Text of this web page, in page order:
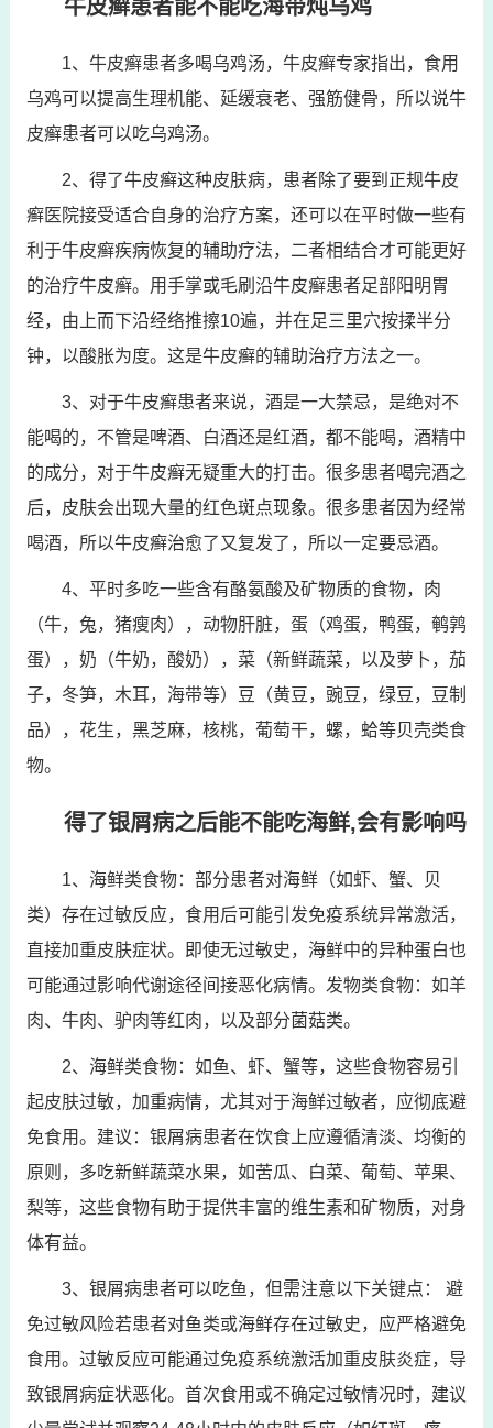
牛皮癣患者能不能吃海带炖乌鸡
1、牛皮癣患者多喝乌鸡汤，牛皮癣专家指出，食用
乌鸡可以提高生理机能、延缓衰老、强筋健骨，所以说牛
皮癣患者可以吃乌鸡汤。
2、得了牛皮癣这种皮肤病，患者除了要到正规牛皮
癣医院接受适合自身的治疗方案，还可以在平时做一些有
利于牛皮癣疾病恢复的辅助疗法，二者相结合才可能更好
的治疗牛皮癣。用手掌或毛刷沿牛皮癣患者足部阳明胃
经，由上而下沿经络推擦10遍，并在足三里穴按揉半分
钟，以酸胀为度。这是牛皮癣的辅助治疗方法之一。
3、对于牛皮癣患者来说，酒是一大禁忌，是绝对不
能喝的，不管是啤酒、白酒还是红酒，都不能喝，酒精中
的成分，对于牛皮癣无疑重大的打击。很多患者喝完酒之
后，皮肤会出现大量的红色斑点现象。很多患者因为经常
喝酒，所以牛皮癣治愈了又复发了，所以一定要忌酒。
4、平时多吃一些含有酪氨酸及矿物质的食物，肉
（牛，兔，猪瘦肉），动物肝脏，蛋（鸡蛋，鸭蛋，鹌鹑
蛋），奶（牛奶，酸奶），菜（新鲜蔬菜，以及萝卜，茄
子，冬笋，木耳，海带等）豆（黄豆，豌豆，绿豆，豆制
品），花生，黑芝麻，核桃，葡萄干，螺，蛤等贝壳类食
物。
得了银屑病之后能不能吃海鲜,会有影响吗
1、海鲜类食物：部分患者对海鲜（如虾、蟹、贝
类）存在过敏反应，食用后可能引发免疫系统异常激活，
直接加重皮肤症状。即使无过敏史，海鲜中的异种蛋白也
可能通过影响代谢途径间接恶化病情。发物类食物：如羊
肉、牛肉、驴肉等红肉，以及部分菌菇类。
2、海鲜类食物：如鱼、虾、蟹等，这些食物容易引
起皮肤过敏，加重病情，尤其对于海鲜过敏者，应彻底避
免食用。建议：银屑病患者在饮食上应遵循清淡、均衡的
原则，多吃新鲜蔬菜水果，如苦瓜、白菜、葡萄、苹果、
梨等，这些食物有助于提供丰富的维生素和矿物质，对身
体有益。
3、银屑病患者可以吃鱼，但需注意以下关键点： 避
免过敏风险若患者对鱼类或海鲜存在过敏史，应严格避免
食用。过敏反应可能通过免疫系统激活加重皮肤炎症，导
致银屑病症状恶化。首次食用或不确定过敏情况时，建议